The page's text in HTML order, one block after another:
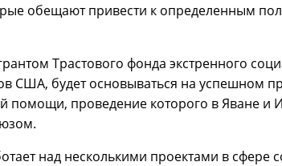
обещают привести к определенным
Трастового фонда экстренного
США, будет основываться на успешном
помощи, проведение которого в Яване и
над несколькими проектами в сфере